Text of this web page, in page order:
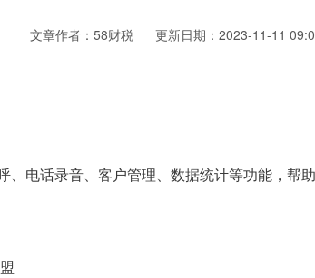
文章作者：58财税 更新日期：2023-11-11
电话录音、客户管理、数据统计等功能，帮